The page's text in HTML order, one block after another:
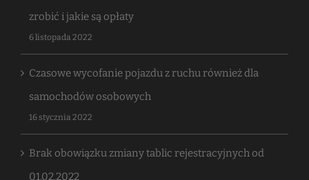
zrobić i jakie są opłaty
6 listopada 2022
Czasowe wycofanie pojazdu z ruchu również dla
samochodów osobowych
16 stycznia 2022
Brak obowiązku zmiany tablic rejestracyjnych od
01.02.2022